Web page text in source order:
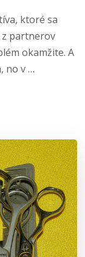
ktoré sa
z partnerov
okamžite. A
no v …